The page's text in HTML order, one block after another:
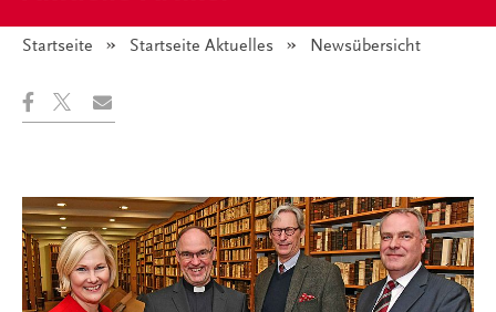
Startseite Startseite Aktuelles Angezeigt:
Newsübersicht